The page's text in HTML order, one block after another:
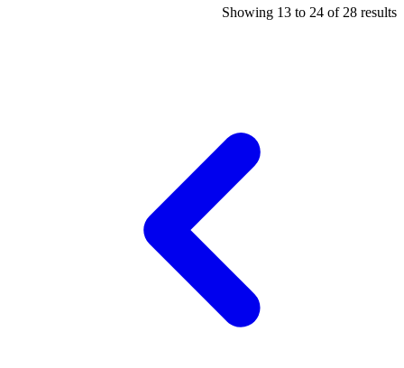
Showing 13 to 24 of 28 results